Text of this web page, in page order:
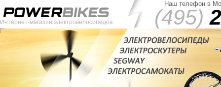
Интернет-магазин электровелосипедов
Наш телефон в
(495)